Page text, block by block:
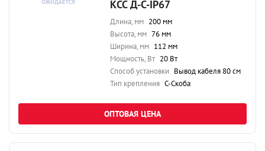
КСС Д-С-IP67
Длина, мм 200 мм
Высота, мм 76 мм
Ширина, мм 112 мм
Мощность, Вт 20 Вт
Способ установки Вывод кабеля 80 см
Тип крепления С-Скоба
ОПТОВАЯ ЦЕНА